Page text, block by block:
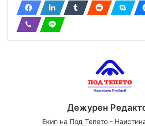
Дежурен
Екип на Под Тепето -